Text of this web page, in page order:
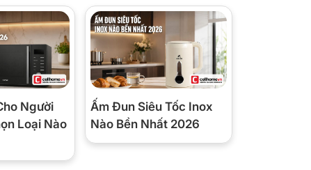
Người
Loại Nào
Ấm Đun Siêu Tốc Inox
Nào Bền Nhất 2026